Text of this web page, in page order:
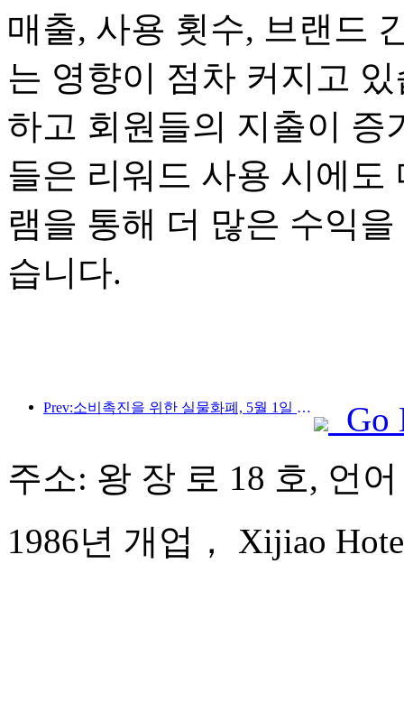
매출, 사용 횟수, 브랜드
는 영향이 점차 커지고
하고 회원들의 지출이 증
들은 리워드 사용 시에도
램을 통해 더 많은 수익
습니다.
Prev:소비촉진을 위한 실물화폐, 5월 1일 문화관광 소비쿠폰 발급
Go
주소: 왕 장 로 18 호, 언
1986년 개업， Xijiao